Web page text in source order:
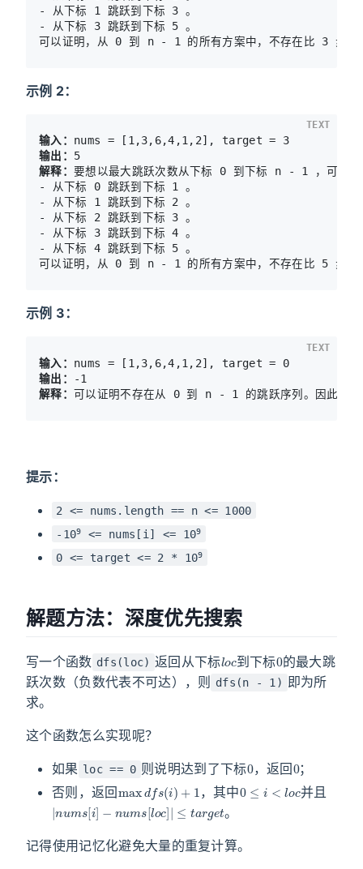
- 从下标 1 跳跃到下标 3 。
- 从下标 3 跳跃到下标 5 。
可以证明，从 0 到 n - 1 的所有方案中，不存在比 3 步更
示例 2：
输入：
输出：
解释： 要想以最大跳跃次数从下标 0 到下标 n - 1 ，可以按
- 从下标 0 跳跃到下标 1 。
- 从下标 1 跳跃到下标 2 。
- 从下标 2 跳跃到下标 3 。
- 从下标 3 跳跃到下标 4 。
- 从下标 4 跳跃到下标 5 。
可以证明，从 0 到 n - 1 的所有方案中，不存在比 5 步更
TEXT
示例 3：
输入：
输出：
解释：
TEXT
提示：
2 <= nums.length == n <= 1000
-109 <= nums[i] <= 109
0 <= target <= 2 * 109
解题方法：深度优先搜索
写一个函数 dfs(loc) 返回从下标 到下标 的最大跳
跃次数（负数代表不可达），则 dfs(n - 1) 即为所
求。
这个函数怎么实现呢？
如果 loc == 0 则说明达到了下标 ，返回 ；
否则，返回
maxdfs( i)+1
，其中
0≤i <loc
并且
|nums [i]−nums[loc]|
≤tar g et
。
记得使用记忆化避免大量的重复计算。